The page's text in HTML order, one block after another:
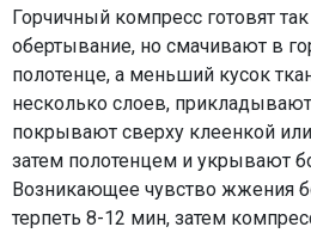
Горчичный компресс готовят
обертывание, но смачивают в
полотенце, а меньший кусок
несколько слоев,
покрывают сверху клеенкой
затем полотенцем и укрывают
Возникающее чувство жжения
терпеть 8-12 мин, затем